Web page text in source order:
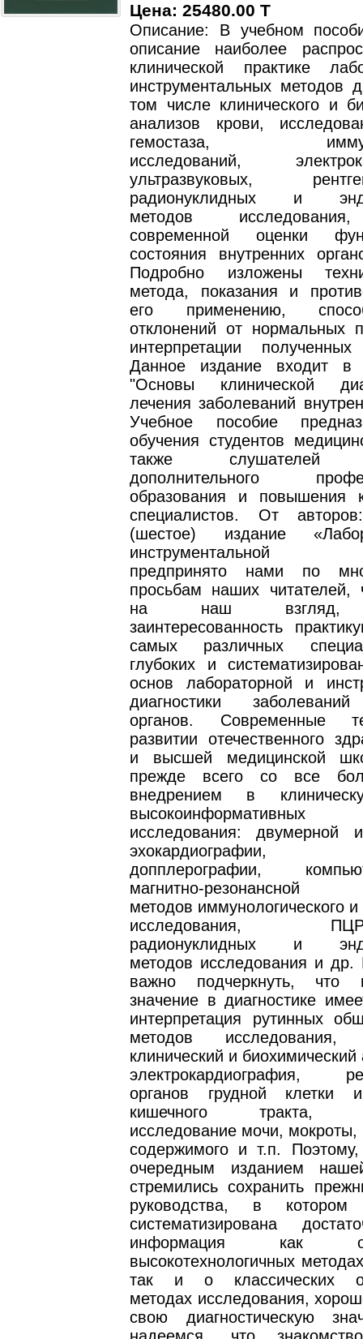
Цена: 25480.00 T
Описание: В учебном
описание наиболее
клинической практике
инструментальных методов
том числе клинического и
анализов крови,
гемостаза,
исследований,
ультразвуковых,
радионуклидных и
методов
современной оценки
состояния внутренних
Подробно изложены
метода, показания и
его применению,
отклонений от нормальных
интерпретации полученных
Данное издание входит в
"Основы клинической
лечения заболеваний
Учебное пособие
обучения студентов
также слушателей
дополнительного
образования и повышения
специалистов. От
(шестое) издание
инструментальной
предпринято нами по
просьбам наших читателей,
на наш взгляд,
заинтересованность
самых различных
глубоких и
основ лабораторной и
диагностики
органов. Современные
развитии отечественного
и высшей медицинской
прежде всего со все
внедрением в
исследования: двумерной
эхокардиографии,
допплерографии,
магнитно-резонансной
методов иммунологического и
исследования, ПЦР-
радионуклидных и
методов исследования и
важно подчеркнуть, что
значение в диагностике
интерпретация рутинных
методов
клинический и
электрокардиография,
органов грудной клетки
кишечного тракта,
исследование мочи, мокроты,
содержимого и т.п.
очередным изданием
стремились сохранить
руководства, в
систематизирована
информация как
высокотехнологичных
так и о классических
методах исследования,
свою диагностическую